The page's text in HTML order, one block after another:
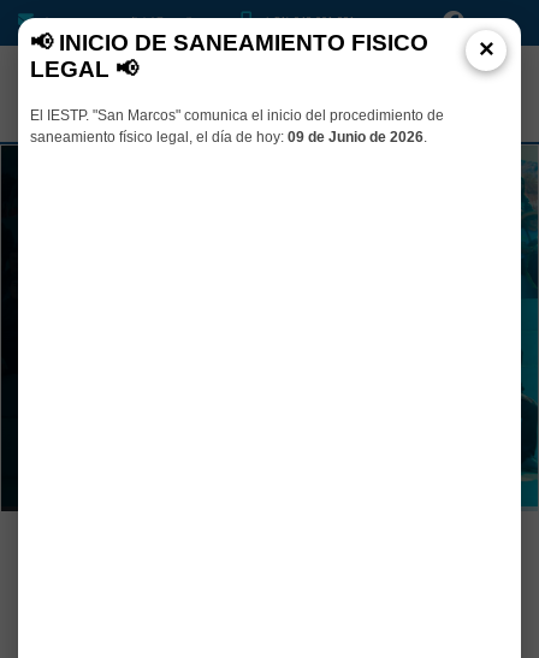
×
📢 INICIO DE SANEAMIENTO FISICO
LEGAL 📢
El IESTP. "San Marcos" comunica el inicio del procedimiento de
saneamiento físico legal, el día de hoy: 09 de Junio de 2026.
iesptsanmarcosoficial@gmail.com (+51) 948 001 331